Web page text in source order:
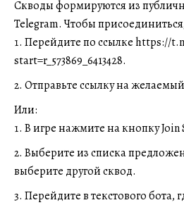
Скводы формируются из
Telegram. Чтобы
Перейдите по ссылкеhttps://
start=r_573869_6413428.
Отправьте ссылку на
Или:
В игре нажмите на кнопкуJoin
Выберите из списка
выберите другой сквод.
Перейдите в текстового бота,